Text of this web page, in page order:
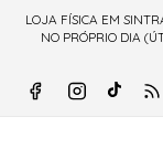
LOJA FÍSICA EM
NO PRÓPRIO DIA